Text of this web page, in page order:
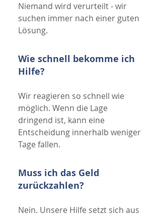
Niemand wird verurteilt - wir
suchen immer nach einer guten
Lösung.
Wie schnell bekomme ich
Hilfe?
Wir reagieren so schnell wie
möglich. Wenn die Lage
dringend ist, kann eine
Entscheidung innerhalb weniger
Tage fallen.
Muss ich das Geld
zurückzahlen?
Nein. Unsere Hilfe setzt sich aus